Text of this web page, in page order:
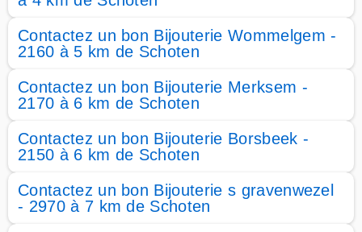
Contactez un bon Bijouterie Wommelgem -
2160 à 5 km de Schoten
Contactez un bon Bijouterie Merksem -
2170 à 6 km de Schoten
Contactez un bon Bijouterie Borsbeek -
2150 à 6 km de Schoten
Contactez un bon Bijouterie s gravenwezel
- 2970 à 7 km de Schoten